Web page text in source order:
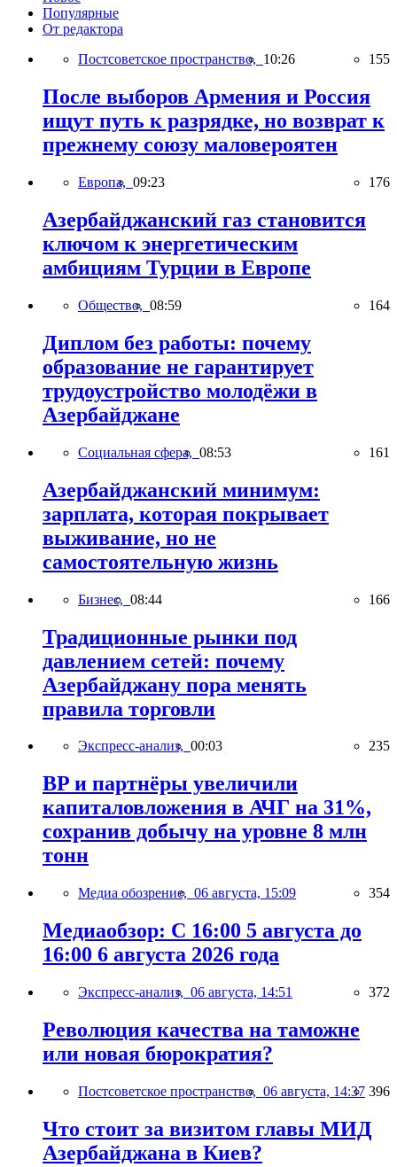
Популярные
От редактора
Постсоветское пространство, 10:26 155
После выборов Армения и Россия
ищут путь к разрядке, но возврат к
прежнему союзу маловероятен
Европа, 09:23 176
Азербайджанский газ становится
ключом к энергетическим
амбициям Турции в Европе
Общество, 08:59 164
Диплом без работы: почему
образование не гарантирует
трудоустройство молодёжи в
Азербайджане
Социальная сфера, 08:53 161
Азербайджанский минимум:
зарплата, которая покрывает
выживание, но не
самостоятельную жизнь
Бизнес, 08:44 166
Традиционные рынки под
давлением сетей: почему
Азербайджану пора менять
правила торговли
Экспресс-анализ, 00:03 235
BP и партнёры увеличили
капиталовложения в АЧГ на 31%,
сохранив добычу на уровне 8 млн
тонн
Медиа обозрение, 06 августа, 15:09 354
Медиаобзор: С 16:00 5 августа до
16:00 6 августа 2026 года
Экспресс-анализ, 06 августа, 14:51 372
Революция качества на таможне
или новая бюрократия?
Постсоветское пространство, 06 августа, 14:37 396
Что стоит за визитом главы МИД
Азербайджана в Киев?